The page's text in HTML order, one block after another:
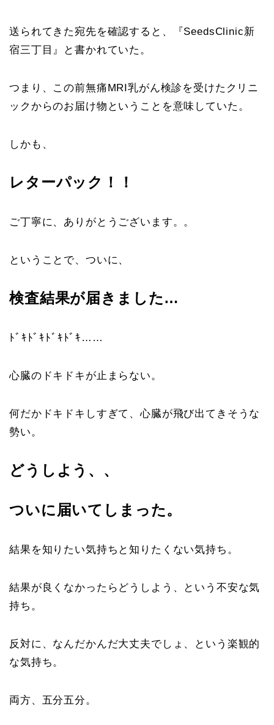
送られてきた宛先を確認すると、『SeedsClinic新
宿三丁目』と書かれていた。
つまり、この前無痛MRI乳がん検診を受けたクリニ
ックからのお届け物ということを意味していた。
しかも、
レターパック！！
ご丁寧に、ありがとうございます。。
ということで、ついに、
検査結果が届きました…
ﾄﾞｷﾄﾞｷﾄﾞｷﾄﾞｷ……
心臓のドキドキが止まらない。
何だかドキドキしすぎて、心臓が飛び出てきそうな
勢い。
どうしよう、、
ついに届いてしまった。
結果を知りたい気持ちと知りたくない気持ち。
結果が良くなかったらどうしよう、という不安な気
持ち。
反対に、なんだかんだ大丈夫でしょ、という楽観的
な気持ち。
両方、五分五分。